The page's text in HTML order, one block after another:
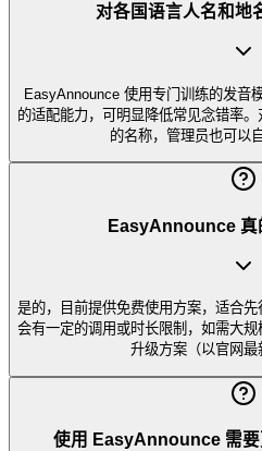
对各国语言人名和地
EasyAnnounce 使用专门训练的发音
的适配能力，可明显降低常见念错率
的名称，管理员也可以
EasyAnnounce 真
是的，目前提供免费使用方案，适合
会有一定的调用或时长限制，如需大
升级方案（以官网最
使用 EasyAnnounce 需要